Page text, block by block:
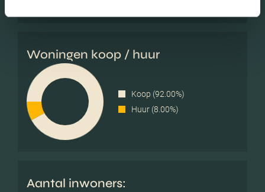
Woningen koop / huur
Koop (92.00%)
Huur (8.00%)
Aantal inwoners: